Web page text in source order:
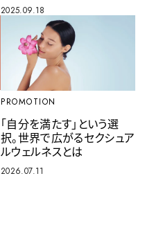
2025.09.18
PROMOTION
「自分を満たす」という選
択。世界で広がるセクシュア
ルウェルネスとは
2026.07.11